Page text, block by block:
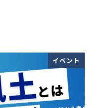
イベント